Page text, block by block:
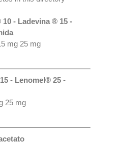
- Ladevina ® 15 -
mg 25 mg
- Lenomel® 25 -
25 mg